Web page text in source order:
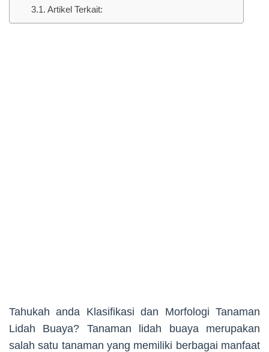
Artikel Terkait:
Tahukah anda Klasifikasi dan Morfologi Tanaman
Lidah Buaya? Tanaman lidah buaya merupakan
salah satu tanaman yang memiliki berbagai manfaat